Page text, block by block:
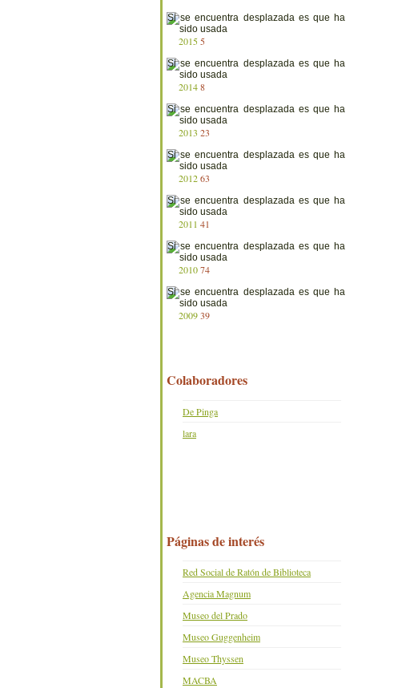
2015 5
20148
2013 23
201263
2011 41
201074
200939
Colaboradores
De Pinga
lara
Páginas de interés
Red Social de Ratón de Biblioteca
Agencia Magnum
Museo del Prado
Museo Guggenheim
Museo Thyssen
MACBA